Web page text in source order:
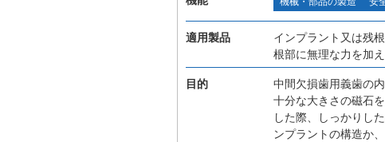
適用製品
インプラント又は残
根部に無理な力を加
目的
中間欠損歯用義歯の
十分な大きさの磁石
した際、しっかりし
ンプラントの構造か